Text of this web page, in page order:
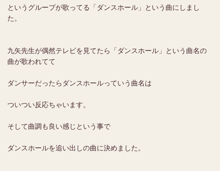
というグループが歌ってる「ダンスホール」という曲にしまし
た。
九矢先生が偶然テレビを見てたら「ダンスホール」という曲名の
曲が歌われてて
ダンサーだったらダンスホールっていう曲名は
ついつい反応ちゃいます。
そして曲調も良い感じという事で
ダンスホールを追い出しの曲に決めました。